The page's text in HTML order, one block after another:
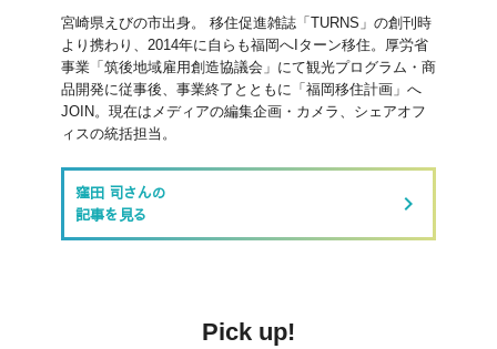
宮崎県えびの市出身。 移住促進雑誌「TURNS」の創刊時
より携わり、2014年に自らも福岡へIターン移住。厚労省
事業「筑後地域雇用創造協議会」にて観光プログラム・商
品開発に従事後、事業終了とともに「福岡移住計画」へ
JOIN。現在はメディアの編集企画・カメラ、シェアオフ
ィスの統括担当。
窪田 司さんの
記事を見る
keyboard_arrow_right
Pick up!